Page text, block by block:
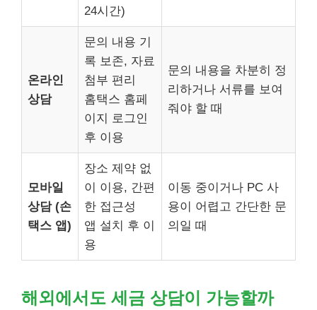
24시간)
온라인
상담
문의 내용 기
록 보존, 자료
첨부 편리
홈택스 홈페
이지 로그인
후 이용
문의 내용을 차분히 정
리하거나 서류를 보여
줘야 할 때
모바일
상담 (손
택스 앱)
장소 제약 없
이 이용, 간편
한 접근성
앱 설치 후 이
용
이동 중이거나 PC 사
용이 어렵고 간단한 문
의일 때
해외에서도 세금 상담이 가능할까